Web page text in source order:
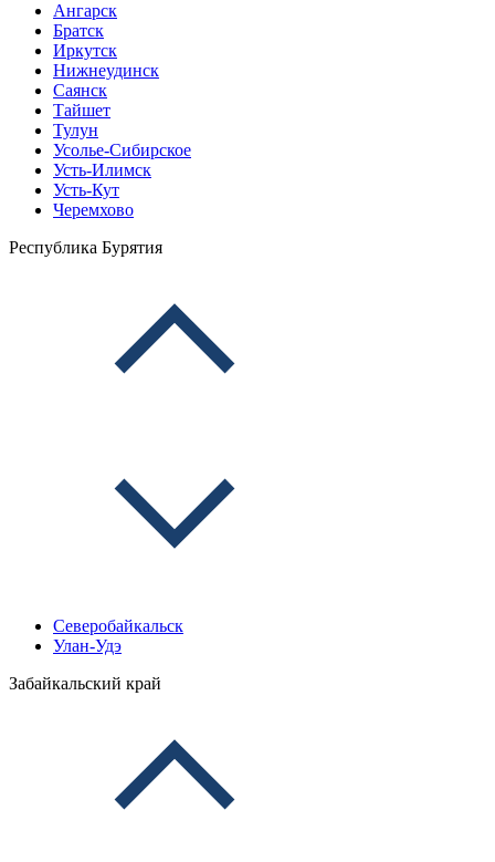
Ангарск
Братск
Иркутск
Нижнеудинск
Саянск
Тайшет
Тулун
Усолье-Сибирское
Усть-Илимск
Усть-Кут
Черемхово
Республика Бурятия
Северобайкальск
Улан-Удэ
Забайкальский край